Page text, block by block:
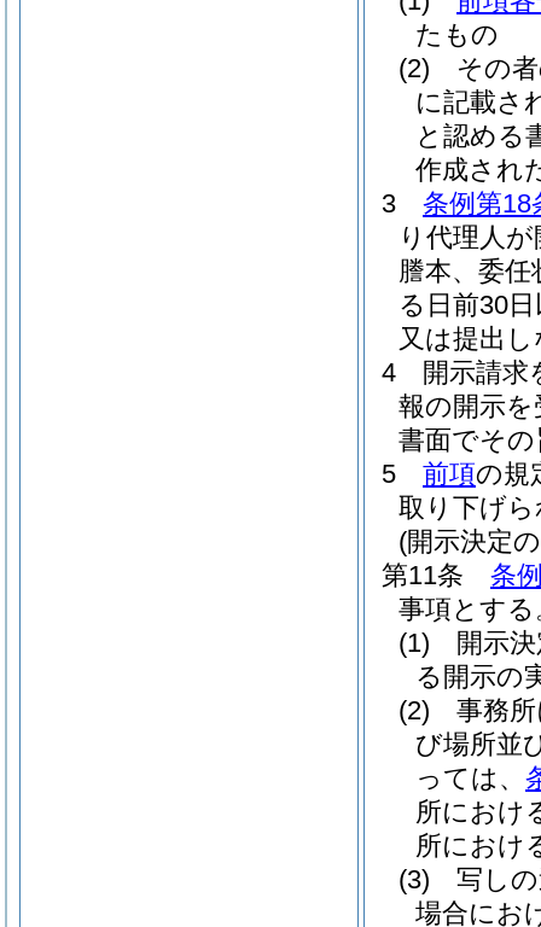
たもの
(2)
その
に記載さ
と認める
作成され
3
条例第18
り代理人
謄本、委
る日前30
又は提出
4
開示請求
報の開示
書面でそ
5
前項の規
取り下げ
(開示決定
第11条
条
事項とする
(1)
開示
る開示の
(2)
事務
び場所並
っては、
所におけ
所におけ
(3)
写し
場合にお